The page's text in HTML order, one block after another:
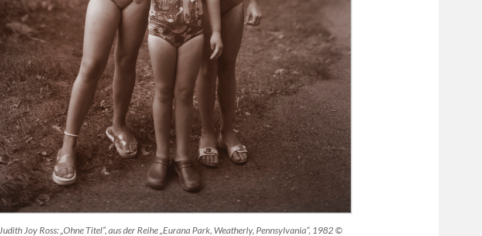
Judith Joy Ross: „Ohne Titel“, aus der Reihe „Eurana Park, Weatherly, Pennsylvania“, 1982 ©